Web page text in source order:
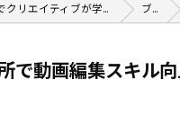
サブスクでクリエイティブが学べるオンラインスクール ブログ
で動画編集スキル